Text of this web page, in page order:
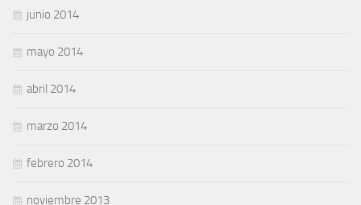
junio 2014
mayo 2014
abril 2014
marzo 2014
febrero 2014
noviembre 2013